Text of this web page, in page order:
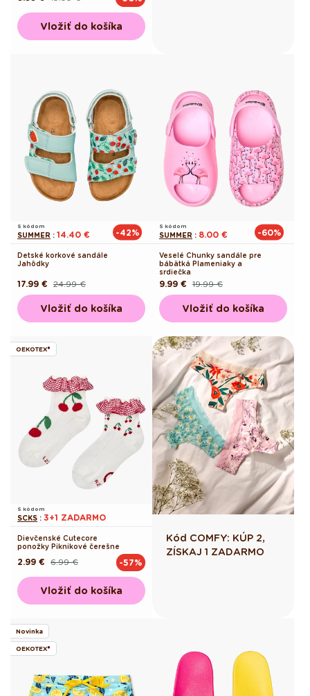
Vložiť do košíka
S kódom
SUMMER : 14.40 € -42%
Detské korkové sandále
Jahôdky
Pôvodná
cena
24.99 €
Akciová
cena
17.99 €
Vložiť do košíka
S kódom
SUMMER : 8.00 € -60%
Veselé Chunky sandále pre
bábätká Plameniaky a
srdiečka
Pôvodná
cena
19.99 €
Akciová
cena
9.99 €
Vložiť do košíka
OEKOTEX®
S kódom
SCKS : 3+1 ZADARMO
Dievčenské Cutecore
ponožky Piknikové čerešne
Pôvodná6.99 €
Akciová
2.99 € -57%
Vložiť do košíka
Kód COMFY: KÚP 2,
ZÍSKAJ 1 ZADARMO
Novinka
OEKOTEX®